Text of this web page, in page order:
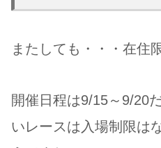
またしても・・・在住
開催日程は9/15～9/20
いレースは入場制限は